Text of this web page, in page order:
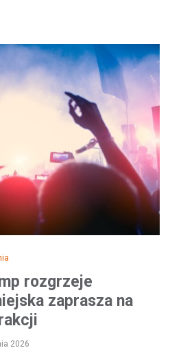
rozgrzeje
zaprasza na
2026